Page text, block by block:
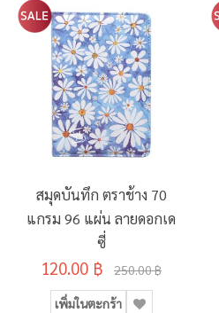
สมุดบันทึก ตราช้าง 70
แกรม 96 แผ่น ลายดอกเด
ซี่
120.00 ฿ 250.00 ฿
เพิ่มในตะกร้า